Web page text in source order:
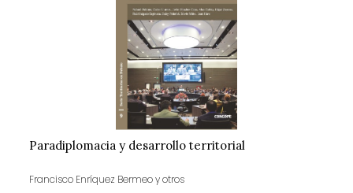
Paradiplomacia y desarrollo territorial
Francisco Enríquez Bermeo y otros